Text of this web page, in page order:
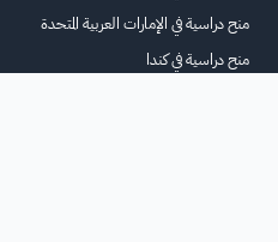
منح دراسية في الإمارات العربية المتحدة
منح دراسية في كندا